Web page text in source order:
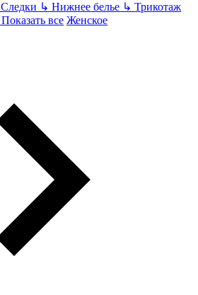
Следки ↳ Нижнее белье ↳ Трикотаж
Показать все Женское